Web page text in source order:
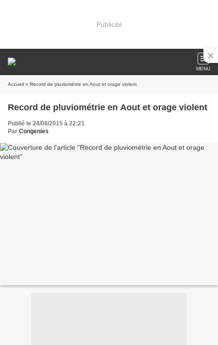
Publicité
MENU
Accueil » Record de pluviométrie en Aout et orage violent
Record de pluviométrie en Aout et orage violent
Publié le 24/08/2015 à 22:21
Par Congenies